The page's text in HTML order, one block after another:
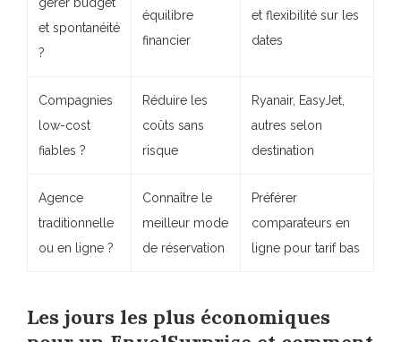
et spontanéité
?
équilibre
financier
et flexibilité sur les
dates
Compagnies
low-cost
fiables ?
Réduire les
coûts sans
risque
Ryanair, EasyJet,
autres selon
destination
Agence
traditionnelle
ou en ligne ?
Connaître le
meilleur mode
de réservation
Préférer
comparateurs en
ligne pour tarif bas
Les jours les plus économiques